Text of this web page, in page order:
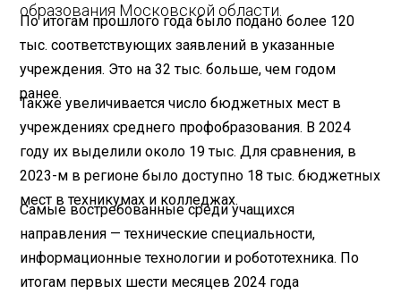
образования Московской области.
По итогам прошлого года было подано более 120
тыс. соответствующих заявлений в указанные
учреждения. Это на 32 тыс. больше, чем годом
ранее.
Также увеличивается число бюджетных мест в
учреждениях среднего профобразования. В 2024
году их выделили около 19 тыс. Для сравнения, в
2023-м в регионе было доступно 18 тыс. бюджетных
мест в техникумах и колледжах.
Самые востребованные среди учащихся
направления — технические специальности,
информационные технологии и робототехника. По
итогам первых шести месяцев 2024 года